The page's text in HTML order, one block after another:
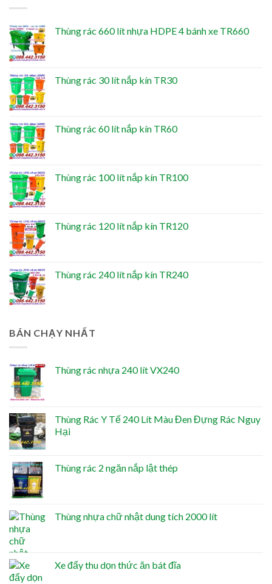
Thùng rác 660 lít nhựa HDPE 4 bánh xe TR660
Thùng rác 30 lít nắp kín TR30
Thùng rác 60 lít nắp kín TR60
Thùng rác 100 lít nắp kín TR100
Thùng rác 120 lít nắp kín TR120
Thùng rác 240 lít nắp kín TR240
BÁN CHẠY NHẤT
Thùng rác nhựa 240 lít VX240
Thùng Rác Y Tế 240 Lít Màu Đen Đựng Rác Nguy
Hại
Thùng rác 2 ngăn nắp lật thép
Thùng nhựa chữ nhật dung tích 2000 lít
Xe đẩy thu dọn thức ăn bát đĩa